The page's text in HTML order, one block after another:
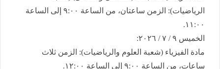
الرياضيات): الزمن ساعتان، من الساعة ٩:٠٠ إلى الساعة
١١:٠٠.
​الخميس ٩ / ٧ / ٢٠٢٦:
​مادة الفيزياء (شعبة العلوم والرياضيات): الزمن ثلاث
ساعات، من الساعة ٩:٠٠ إلى الساعة ١٢:٠٠.